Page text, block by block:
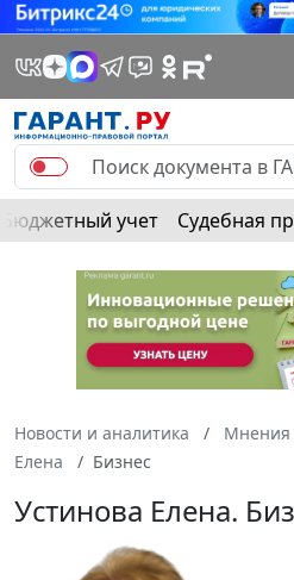
Бюджетный учет Судебная
Новости и аналитика Мнения
Елена
Бизнес
Устинова Елена.